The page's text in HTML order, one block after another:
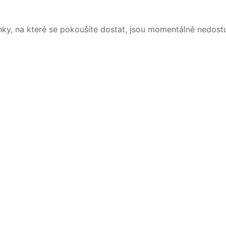
na které se pokoušíte dostat, jsou momentálně